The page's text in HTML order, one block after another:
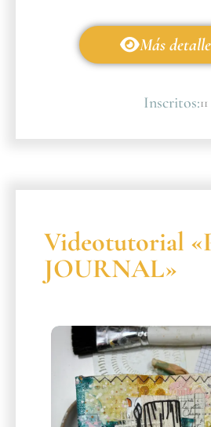
Más
Inscritos:11
Videotutorial
JOURNAL»